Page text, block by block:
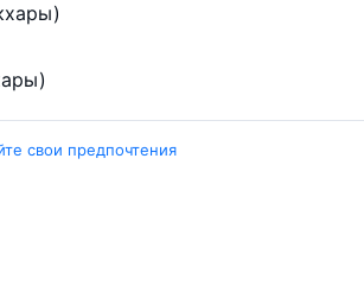
до Покхары)
Покхары)
свои предпочтения